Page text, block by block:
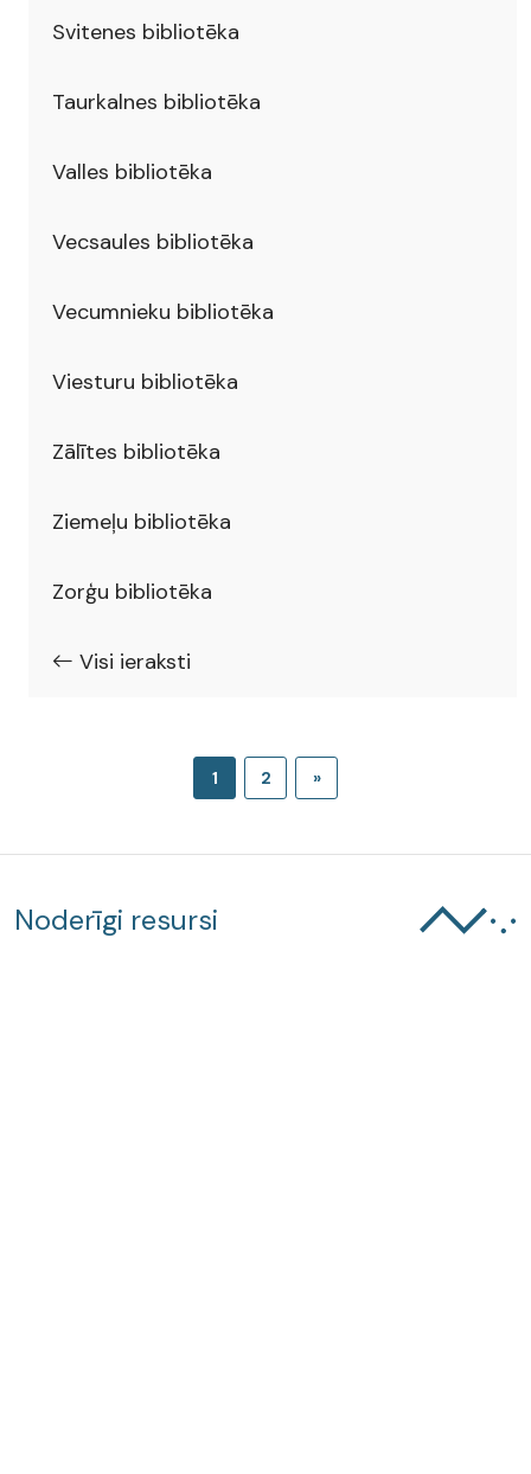
Svitenes bibliotēka
Taurkalnes bibliotēka
Valles bibliotēka
Vecsaules bibliotēka
Vecumnieku bibliotēka
Viesturu bibliotēka
Zālītes bibliotēka
Ziemeļu bibliotēka
Zorģu bibliotēka
Visi ieraksti
1 2 »
Noderīgi resursi